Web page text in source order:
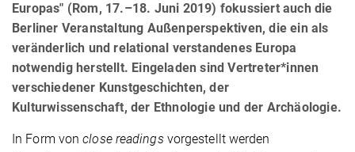
Europas" (Rom, 17.–18. Juni 2019) fokussiert auch die
Berliner Veranstaltung Außenperspektiven, die ein als
veränderlich und relational verstandenes Europa
notwendig herstellt. Eingeladen sind Vertreter*innen
verschiedener Kunstgeschichten, der
Kulturwissenschaft, der Ethnologie und der Archäologie.
In Form vonclose readings vorgestellt werden